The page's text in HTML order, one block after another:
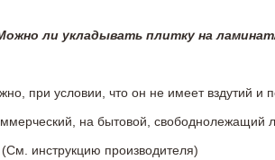
ли укладывать плитку на
при условии, что он не имеет вздутий
на бытовой, свободнолежащий
инструкцию производителя)